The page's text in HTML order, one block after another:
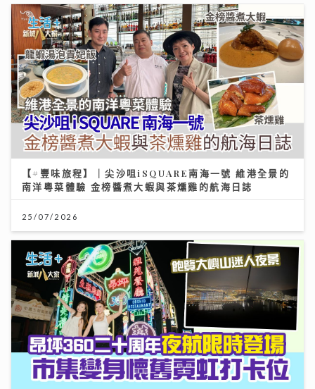
【#豐味旅程】｜尖沙咀iSQUARE南海一號 維港全景的
南洋粵菜體驗 金榜醬煮大蝦與茶燻雞的航海日誌
25/07/2026